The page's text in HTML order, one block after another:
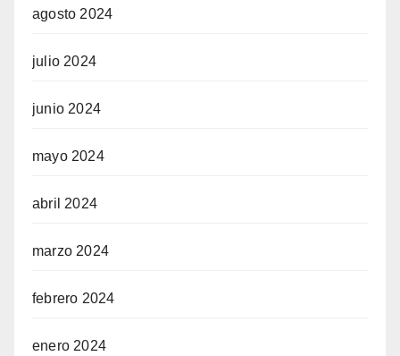
agosto 2024
julio 2024
junio 2024
mayo 2024
abril 2024
marzo 2024
febrero 2024
enero 2024